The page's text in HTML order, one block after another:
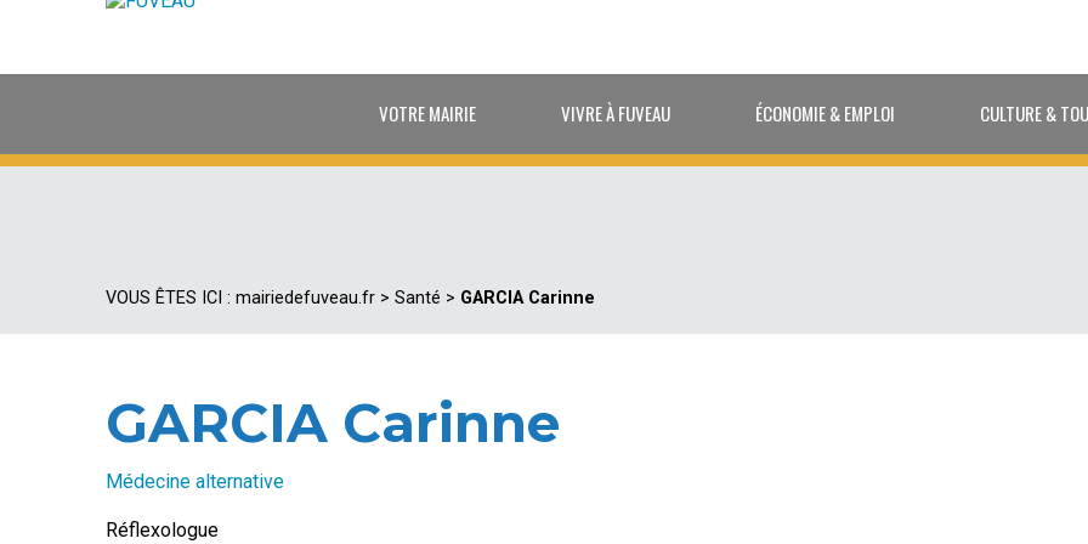
VOTRE MAIRIE VIVRE À FUVEAU ÉCONOMIE & EMPLOI CULTURE &
VOUS ÊTES ICI : mairiedefuveau.fr > Santé > GARCIA Carinne
GARCIA Carinne
Médecine alternative
Réflexologue